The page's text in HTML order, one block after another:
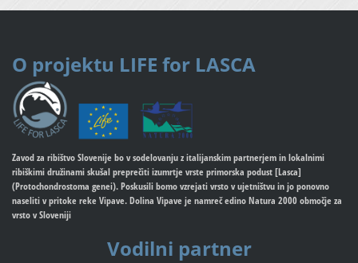
O projektu LIFE for LASCA
Zavod za ribištvo Slovenije bo v sodelovanju z italijanskim partnerjem in lokalnimi
ribiškimi družinami skušal preprečiti izumrtje vrste primorska podust [Lasca]
(Protochondrostoma genei). Poskusili bomo vzrejati vrsto v ujetništvu in jo ponovno
naseliti v pritoke reke Vipave. Dolina Vipave je namreč edino Natura 2000 območje za
vrsto v Sloveniji
Vodilni partner